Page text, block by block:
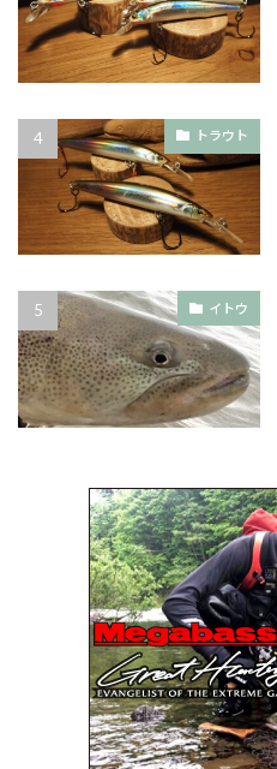
トラウト
イトウ